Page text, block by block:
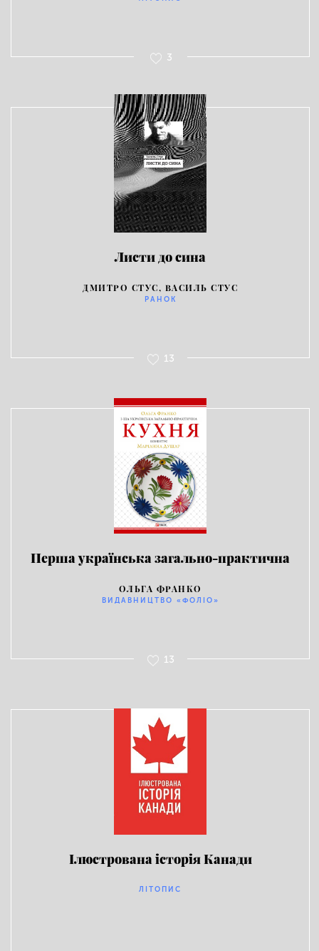
3
Листи до сина
ДМИТРО СТУС, ВАСИЛЬ СТУС
РАНОК
13
Перша українська загально-практична
ОЛЬГА ФРАНКО
ВИДАВНИЦТВО «ФОЛІО»
13
Ілюстрована історія Канади
ЛІТОПИС